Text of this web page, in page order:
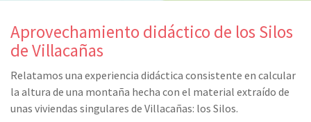
Aprovechamiento didáctico de los Silos
de Villacañas
Relatamos una experiencia didáctica consistente en calcular
la altura de una montaña hecha con el material extraído de
unas viviendas singulares de Villacañas: los Silos.